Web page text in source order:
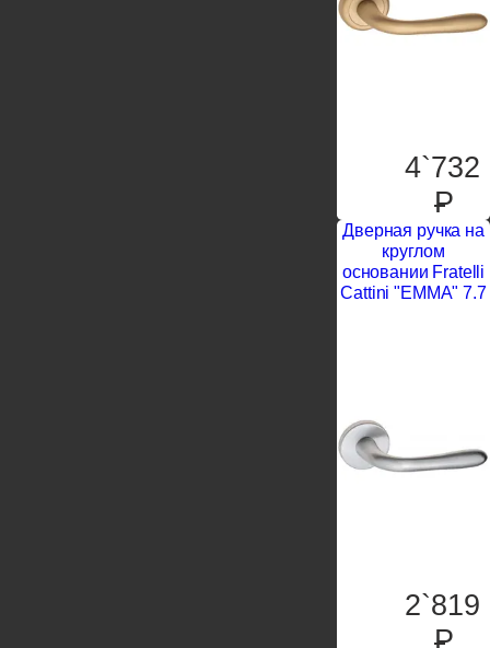
4`732
P
Дверная ручка на
круглом
основании Fratelli
Cattini "EMMA" 7.7
2`819
P